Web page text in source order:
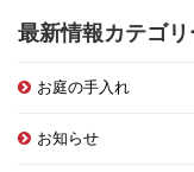
最新情報カテゴリ
お庭の手入れ
お知らせ